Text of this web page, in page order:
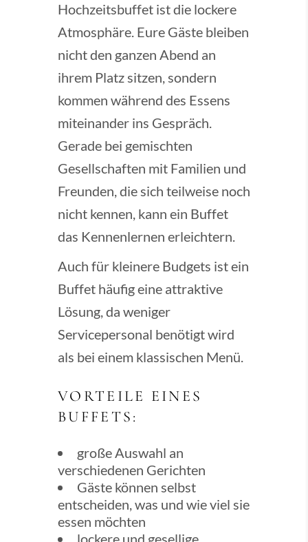
Hochzeitsbuffet ist die lockere
Atmosphäre. Eure Gäste bleiben
nicht den ganzen Abend an
ihrem Platz sitzen, sondern
kommen während des Essens
miteinander ins Gespräch.
Gerade bei gemischten
Gesellschaften mit Familien und
Freunden, die sich teilweise noch
nicht kennen, kann ein Buffet
das Kennenlernen erleichtern.
Auch für kleinere Budgets ist ein
Buffet häufig eine attraktive
Lösung, da weniger
Servicepersonal benötigt wird
als bei einem klassischen Menü.
VORTEILE EINES
BUFFETS:
große Auswahl an
verschiedenen Gerichten
Gäste können selbst
entscheiden, was und wie viel sie
essen möchten